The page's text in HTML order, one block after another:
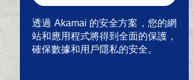
透過 Akamai 的安全方案，您的網
站和應用程式將得到全面的保護，
確保數據和用戶隱私的安全。